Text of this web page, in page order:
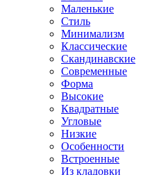
Маленькие
Стиль
Минимализм
Классические
Скандинавские
Современные
Форма
Высокие
Квадратные
Угловые
Низкие
Особенности
Встроенные
Из кладовки